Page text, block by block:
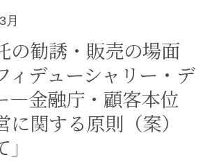
月
の勧誘・販売の場面
ィデューシャリー・デ
―金融庁・顧客本位
に関する原則（案）